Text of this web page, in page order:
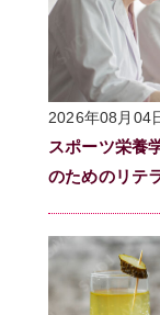
2026年08月04
スポーツ栄養
のためのリテ